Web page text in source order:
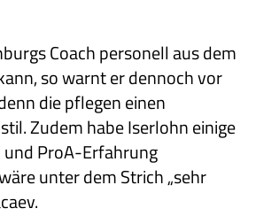
Coach personell aus dem
so warnt er dennoch vor
die pflegen einen
Zudem habe Iserlohn einige
ProA-Erfahrung
unter dem Strich „sehr